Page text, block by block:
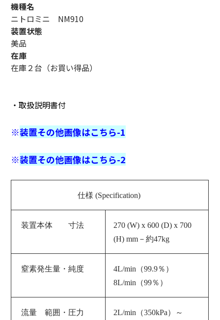
機種名
ニトロミニ NM910
装置状態
美品
在庫
在庫２台（お買い得品）
・取扱説明書付
※装置その他画像はこちら-1
※装置その他画像はこちら-2
仕様 (Specification)
装置本体 寸法
270 (W) x 600 (D) x 700
(H) mm－約47kg
窒素発生量・純度
4L/min（99.9％）
8L/min（99％）
流量 範囲・圧力
2L/min（350kPa）～